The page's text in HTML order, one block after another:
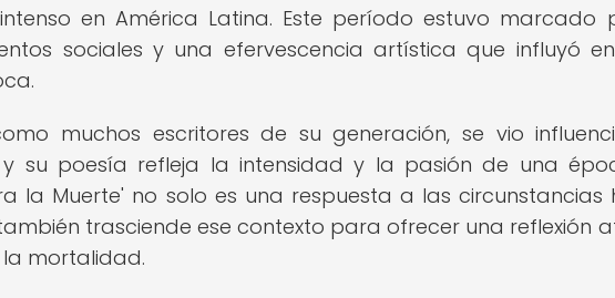
en América Latina. Este período estuvo marcado
sociales y una efervescencia artística que influyó
muchos escritores de su generación, se vio
y su poesía refleja la intensidad y la pasión de una
la Muerte' no solo es una respuesta a las circunstancias
trasciende ese contexto para ofrecer una reflexión
mortalidad.